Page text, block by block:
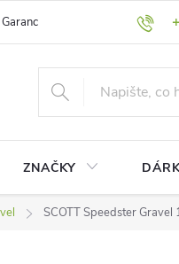
Garance nejnižší ceny!
ZNAČKY
SCOTT Speedster